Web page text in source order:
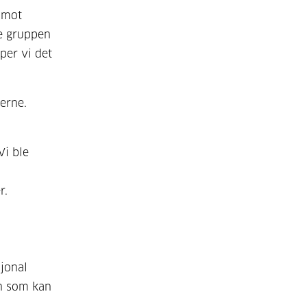
gruppen
vi det
ble
som kan